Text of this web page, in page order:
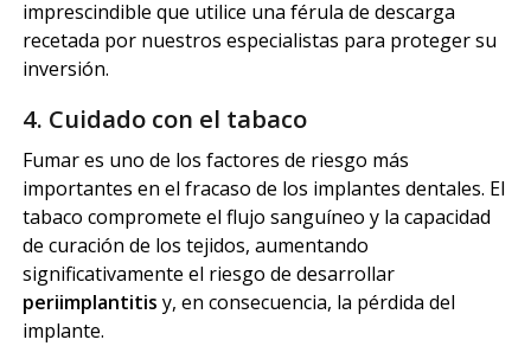
imprescindible que utilice una férula de descarga
recetada por nuestros especialistas para proteger su
inversión.
4. Cuidado con el tabaco
Fumar es uno de los factores de riesgo más
importantes en el fracaso de los implantes dentales. El
tabaco compromete el flujo sanguíneo y la capacidad
de curación de los tejidos, aumentando
significativamente el riesgo de desarrollar
periimplantitis y, en consecuencia, la pérdida del
implante.